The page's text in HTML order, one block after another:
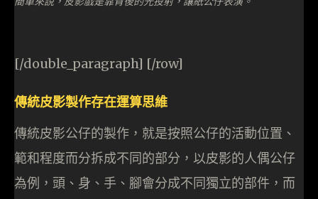
[/double_paragraph] [/row]
傳統皮影製作存在運算思維
傳統皮影公仔的製作，就是按照公仔的活動位置、
範和程度而分拆成不同的部分，以皮影的人偶公仔
為例，頭、身、手、腳會分成不同獨立的部件，而